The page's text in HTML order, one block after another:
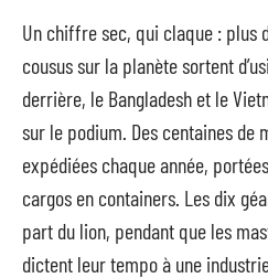
Un chiffre sec, qui claque : plus
cousus sur la planète sortent
derrière, le Bangladesh et le
sur le podium. Des centaines de
expédiées chaque année,
cargos en containers. Les dix
part du lion, pendant que les
dictent leur tempo à une